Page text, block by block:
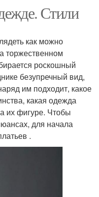
Стили
как можно
торжественном
роскошный
безупречный вид,
им подходит, какое
какая одежда
их фигуре. Чтобы
для начала
.